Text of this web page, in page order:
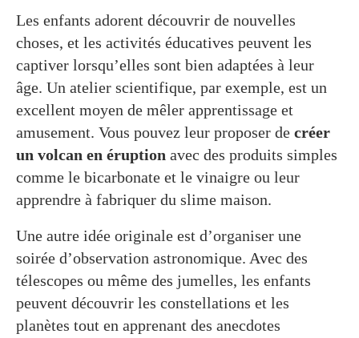
Les enfants adorent découvrir de nouvelles
choses, et les activités éducatives peuvent les
captiver lorsqu’elles sont bien adaptées à leur
âge. Un atelier scientifique, par exemple, est un
excellent moyen de mêler apprentissage et
amusement. Vous pouvez leur proposer de créer
un volcan en éruption avec des produits simples
comme le bicarbonate et le vinaigre ou leur
apprendre à fabriquer du slime maison.
Une autre idée originale est d’organiser une
soirée d’observation astronomique. Avec des
télescopes ou même des jumelles, les enfants
peuvent découvrir les constellations et les
planètes tout en apprenant des anecdotes